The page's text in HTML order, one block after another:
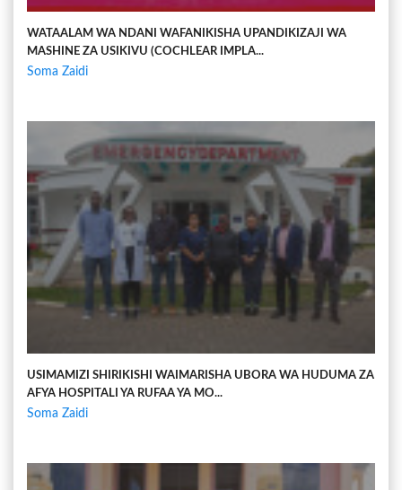
WATAALAM WA NDANI WAFANIKISHA UPANDIKIZAJI WA
MASHINE ZA USIKIVU (COCHLEAR IMPLA...
Soma Zaidi
USIMAMIZI SHIRIKISHI WAIMARISHA UBORA WA HUDUMA ZA
AFYA HOSPITALI YA RUFAA YA MO...
Soma Zaidi